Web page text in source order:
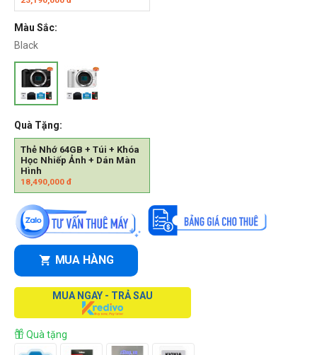
Màu Sắc:
Black
Quà Tặng:
Thẻ Nhớ 64GB + Túi + Khóa
Học Nhiếp Ảnh + Dán Màn
Hình
18,490,000 đ
MUA HÀNG
MUA NGAY - TRẢ SAU
Quà tặng